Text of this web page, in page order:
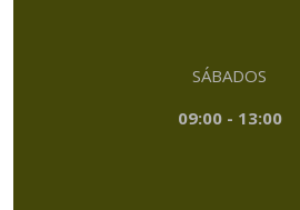
SÁBADOS
09:00 - 13:00